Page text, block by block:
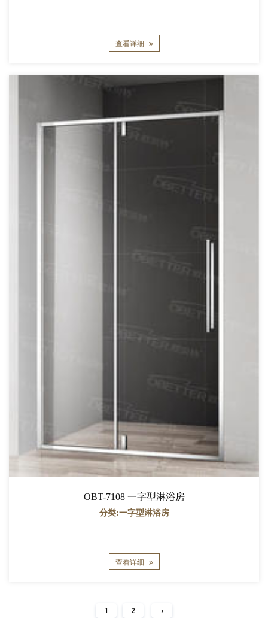
查看详细
OBT-7108 一字型淋浴房
分类:一字型淋浴房
查看详细
1 2 ›